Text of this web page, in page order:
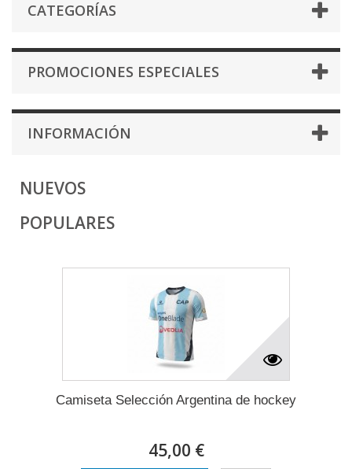
CATEGORÍAS
PROMOCIONES ESPECIALES
INFORMACIÓN
NUEVOS
POPULARES
Camiseta Selección Argentina de hockey
45,00 €